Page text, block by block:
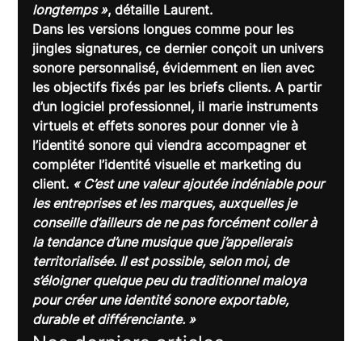
longtemps », détaille Laurent.
Dans les versions longues comme pour les
jingles signatures, ce dernier conçoit un univers
sonore personnalisé, évidemment en lien avec
les objectifs fixés par les briefs clients. A partir
d’un logiciel professionnel, il marie instruments
virtuels et effets sonores pour donner vie à
l’identité sonore qui viendra accompagner et
compléter l’identité visuelle et marketing du
client. « C’est une valeur ajoutée indéniable pour
les entreprises et les marques, auxquelles je
conseille d’ailleurs de ne pas forcément coller à
la tendance d’une musique que j’appellerais
territorialisée. Il est possible, selon moi, de
s’éloigner quelque peu du traditionnel maloya
pour créer une identité sonore exportable,
durable et différenciante. »